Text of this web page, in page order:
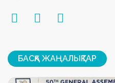
БАСҚА ЖАҢАЛЫҚТАР